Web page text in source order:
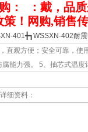
： ： 戴 ，品
策！网购,销售
401╋┓WSSXN-402耐
直观方便；安全可靠，
能力强。 5、抽芯式温
细资料：